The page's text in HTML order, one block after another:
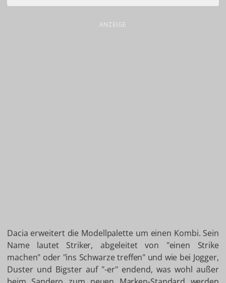
ANZEIGE
Dacia erweitert die Modellpalette um einen Kombi. Sein
Name lautet Striker, abgeleitet von "einen Strike
machen" oder "ins Schwarze treffen" und wie bei Jogger,
Duster und Bigster auf "-er" endend, was wohl außer